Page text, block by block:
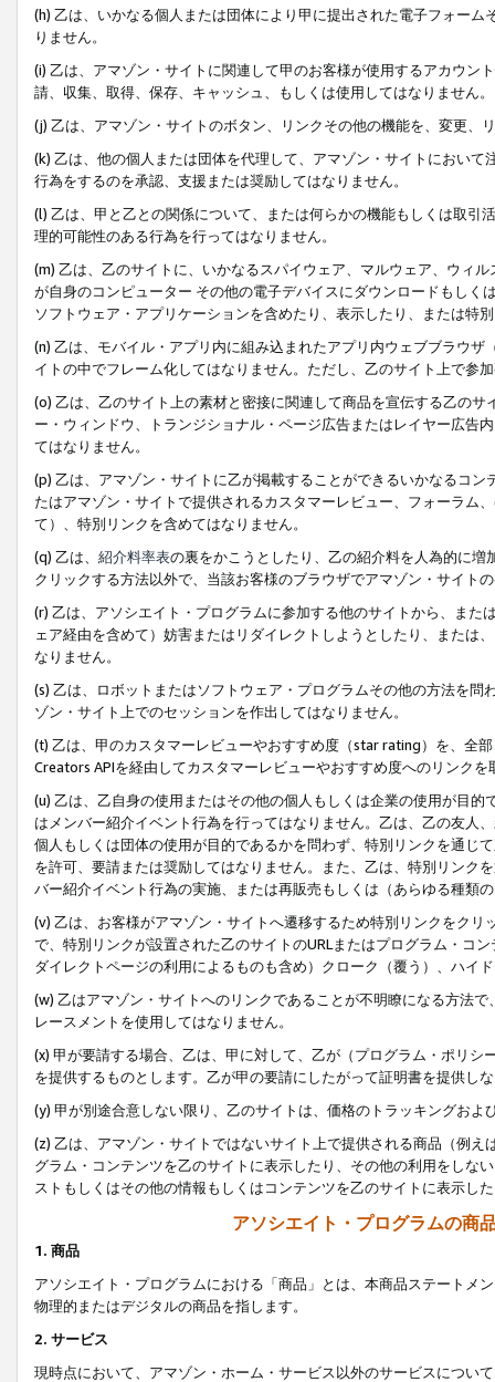
(h) 乙は、いかなる個人または団体により甲に提出された電子フォー
りません。
(i) 乙は、アマゾン・サイトに関連して甲のお客様が使用するアカウン
請、収集、取得、保存、キャッシュ、もしくは使用してはなりません。
(j) 乙は、アマゾン・サイトのボタン、リンクその他の機能を、変更、
(k) 乙は、他の個人または団体を代理して、アマゾン・サイトにおい
行為をするのを承認、支援または奨励してはなりません。
(l) 乙は、甲と乙との関係について、または何らかの機能もしくは取
理的可能性のある行為を行ってはなりません。
(m) 乙は、乙のサイトに、いかなるスパイウェア、マルウェア、ウィ
が自身のコンピューター その他の電子デバイスにダウンロードもし
ソフトウェア・アプリケーションを含めたり、表示したり、または特
(n) 乙は、モバイル・アプリ内に組み込まれたアプリ内ウェブブラウ
イトの中でフレーム化してはなりません。ただし、乙のサイト上で参
(o) 乙は、乙のサイト上の素材と密接に関連して商品を宣伝する乙の
ー・ウィンドウ、トランジショナル・ページ広告またはレイヤー広告
てはなりません。
(p) 乙は、アマゾン・サイトに乙が掲載することができるいかなるコ
たはアマゾン・サイトで提供されるカスタマーレビュー、フォーラム
て）、特別リンクを含めてはなりません。
(q) 乙は、 紹介料率表の裏をかこうとしたり、乙の紹介料を人為的に
クリックする方法以外で、当該お客様のブラウザでアマゾン・サイト
(r) 乙は、アソシエイト・プログラムに参加する他のサイトから、ま
ェア経由を含めて）妨害またはリダイレクトしようとしたり、または
なりません。
(s) 乙は、ロボットまたはソフトウェア・プログラムその他の方法を
ゾン・サイト上でのセッションを作出してはなりません。
(t) 乙は、甲のカスタマーレビューやおすすめ度（star rating）を、全
Creators APIを経由してカスタマーレビューやおすすめ度へのリンクを
(u) 乙は、乙自身の使用またはその他の個人もしくは企業の使用が目
はメンバー紹介イベント行為を行ってはなりません。乙は、乙の友人
個人もしくは団体の使用が目的であるかを問わず、特別リンクを通じ
を許可、要請または奨励してはなりません。また、乙は、特別リンク
バー紹介イベント行為の実施、または再販売もしくは（あらゆる種類
(v) 乙は、お客様がアマゾン・サイトへ遷移するため特別リンクをク
で、特別リンクが設置された乙のサイトのURLまたはプログラム・コ
ダイレクトページの利用によるものも含め）クローク（覆う）、ハイ
(w) 乙はアマゾン・サイトへのリンクであることが不明瞭になる方法
レースメントを使用してはなりません。
(x) 甲が要請する場合、乙は、甲に対して、乙が（プログラム・ポリ
を提供するものとします。乙が甲の要請にしたがって証明書を提供し
(y) 甲が別途合意しない限り、乙のサイトは、価格のトラッキングお
(z) 乙は、アマゾン・サイトではないサイト上で提供される商品（例
グラム・コンテンツを乙のサイトに表示したり、その他の利用をしな
ストもしくはその他の情報もしくはコンテンツを乙のサイトに表示し
アソシエイト・プログラムの商
1. 商品
アソシエイト・プログラムにおける「商品」とは、本商品ステートメ
物理的またはデジタルの商品を指します。
2. サービス
現時点において、アマゾン・ホーム・サービス以外のサービスについ